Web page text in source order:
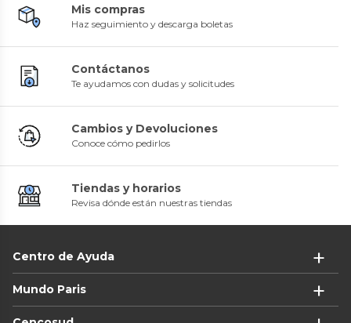
Mis compras
Haz seguimiento y descarga boletas
Contáctanos
Te ayudamos con dudas y solicitudes
Cambios y Devoluciones
Conoce cómo pedirlos
Tiendas y horarios
Revisa dónde están nuestras tiendas
Centro de Ayuda
Mundo Paris